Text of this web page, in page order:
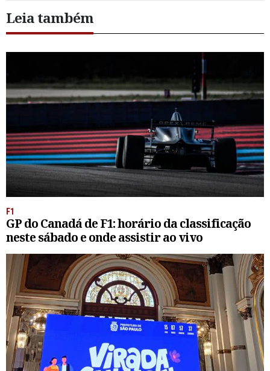
Leia também
F1
GP do Canadá de F1: horário da classificação
neste sábado e onde assistir ao vivo